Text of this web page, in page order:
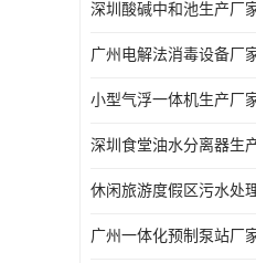
深圳酸碱中和池生产厂
广州电解法消毒设备厂
小型气浮一体机生产厂
深圳食堂油水分离器生
休闲旅游度假区污水处
广州一体化预制泵站厂